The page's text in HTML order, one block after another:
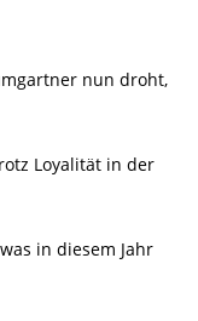
nun droht,
Loyalität in der
in diesem Jahr